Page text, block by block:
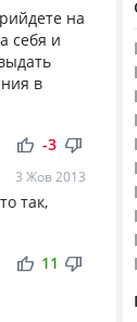
на
себя и
в
thumb_up thumb_down
-3
3 Жов 2013
так,
thumb_up thumb_down
11